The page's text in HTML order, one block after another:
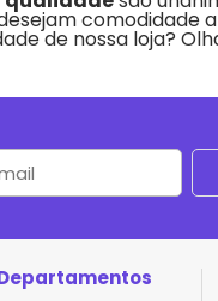
comodidade
de nossa loja?